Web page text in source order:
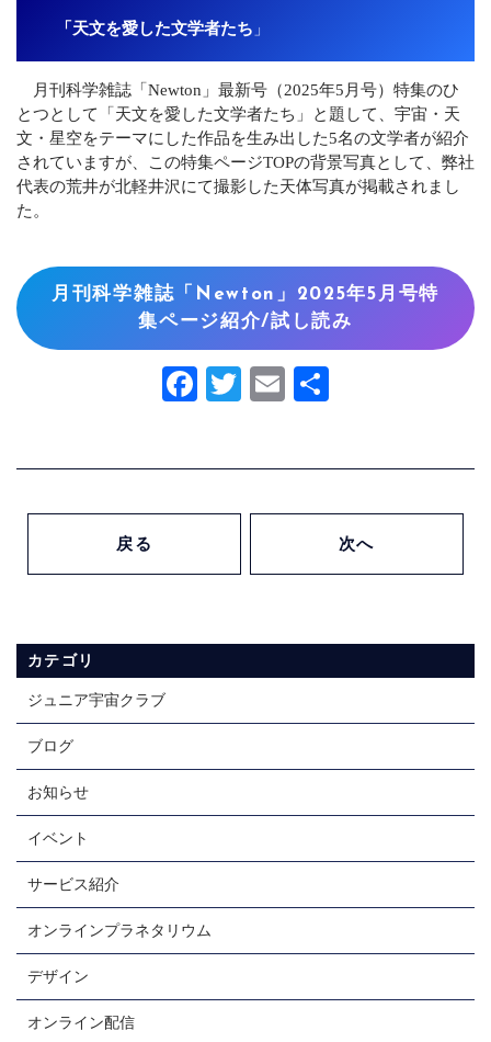
「天文を愛した文学者たち 」
月刊科学雑誌「Newton」最新号（2025年5月号）特集のひ
とつとして「天文を愛した文学者たち」と題して、宇宙・天
文・星空をテーマにした作品を生み出した5名の文学者が紹介
されていますが、この特集ページTOPの背景写真として、弊社
代表の荒井が北軽井沢にて撮影した天体写真が掲載されまし
た。
月刊科学雑誌「Newton」2025年5月号特
集ページ紹介/試し読み
Facebook
TwitterEmail
戻る 次へ
カテゴリ
ジュニア宇宙クラブ
ブログ
お知らせ
イベント
サービス紹介
オンラインプラネタリウム
デザイン
オンライン配信